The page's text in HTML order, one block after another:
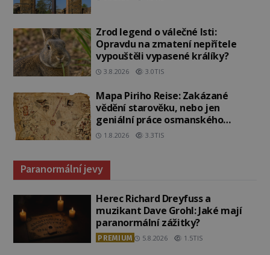
Zrod legend o válečné lsti:
Opravdu na zmatení nepřítele
vypouštěli vypasené králíky?
3.8.2026 3.0TIS
Mapa Piriho Reise: Zakázané
vědění starověku, nebo jen
geniální práce osmanského
admirála?
1.8.2026 3.3TIS
Paranormální jevy
Herec Richard Dreyfuss a
muzikant Dave Grohl: Jaké mají
paranormální zážitky?
PREMIUM 5.8.2026 1.5TIS